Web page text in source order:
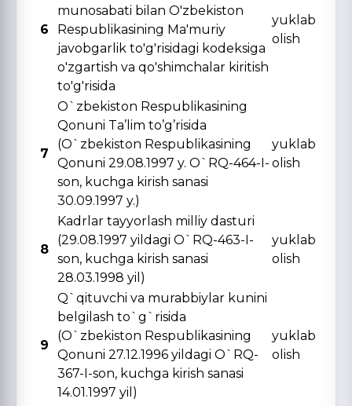
6
munosabati bilan O'zbekiston
Respublikasining Ma'muriy
javobgarlik to'g'risidagi kodeksiga
o'zgartish va qo'shimchalar kiritish
to'g'risida
yuklab
olish
7
O`zbekiston Respublikasining
Qonuni Ta’lim to’g’risida
(O`zbekiston Respublikasining
Qonuni 29.08.1997 y. O`RQ-464-I-
son, kuchga kirish sanasi
30.09.1997 y.)
yuklab
olish
8
Kadrlar tayyorlash milliy dasturi
(29.08.1997 yildagi O`RQ-463-I-
son, kuchga kirish sanasi
28.03.1998 yil)
yuklab
olish
9
Q`qituvchi va murabbiylar kunini
belgilash to`g`risida
(O`zbekiston Respublikasining
Qonuni 27.12.1996 yildagi O`RQ-
367-I-son, kuchga kirish sanasi
14.01.1997 yil)
yuklab
olish